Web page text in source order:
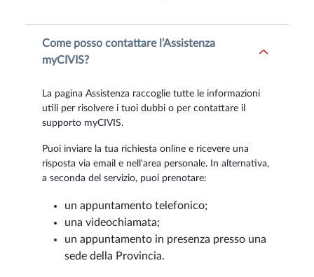
Come posso contattare l’Assistenza
myCIVIS?
La pagina Assistenza raccoglie tutte le informazioni
utili per risolvere i tuoi dubbi o per contattare il
supporto myCIVIS.
Puoi inviare la tua richiesta online e ricevere una
risposta via email e nell'area personale. In alternativa,
a seconda del servizio, puoi prenotare:
un appuntamento telefonico;
una videochiamata;
un appuntamento in presenza presso una
sede della Provincia.